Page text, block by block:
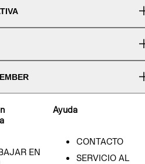
EN
Ayuda
CONTACTO
SERVICIO AL